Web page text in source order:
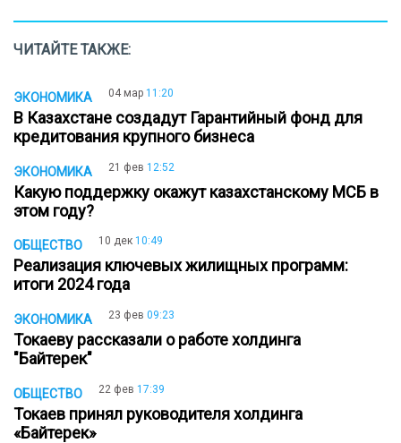
ЧИТАЙТЕ ТАКЖЕ:
ЭКОНОМИКА 04 мар 11:20
В Казахстане создадут Гарантийный фонд для
кредитования крупного бизнеса
ЭКОНОМИКА 21 фев 12:52
Какую поддержку окажут казахстанскому МСБ в
этом году?
ОБЩЕСТВО 10 дек 10:49
Реализация ключевых жилищных программ:
итоги 2024 года
ЭКОНОМИКА 23 фев 09:23
Токаеву рассказали о работе холдинга
"Байтерек"
ОБЩЕСТВО 22 фев 17:39
Токаев принял руководителя холдинга
«Байтерек»